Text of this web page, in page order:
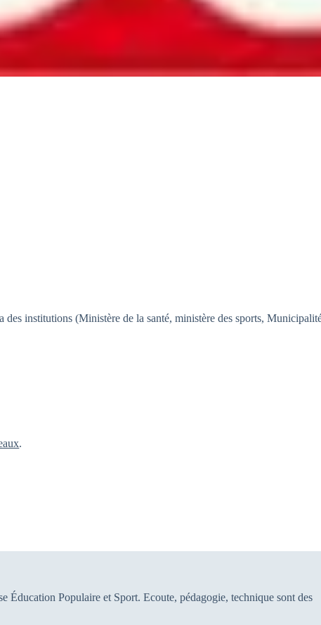
institutions (Ministère de la santé, ministère des sports,
.
Éducation Populaire et Sport. Ecoute, pédagogie, technique sont des